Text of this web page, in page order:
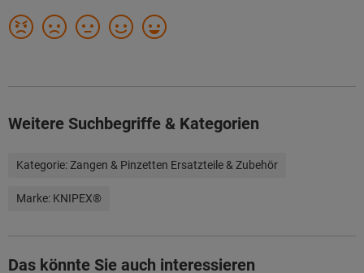
Weitere Suchbegriffe & Kategorien
Kategorie:Zangen & Pinzetten Ersatzteile & Zubehör
Marke: KNIPEX®
Das könnte Sie auch interessieren